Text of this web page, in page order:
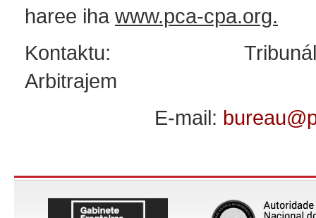
haree iha www.pca-cpa.org.
Kontaktu: Tribunál
Arbitrajem
E-mail: